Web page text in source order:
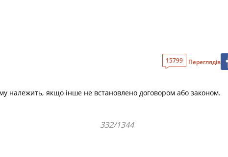
15799 Переглядів
належить, якщо інше не встановлено договором або законом.
332/1344